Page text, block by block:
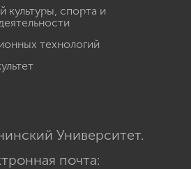
культуры, спорта и
технологий
Университет.
почта: